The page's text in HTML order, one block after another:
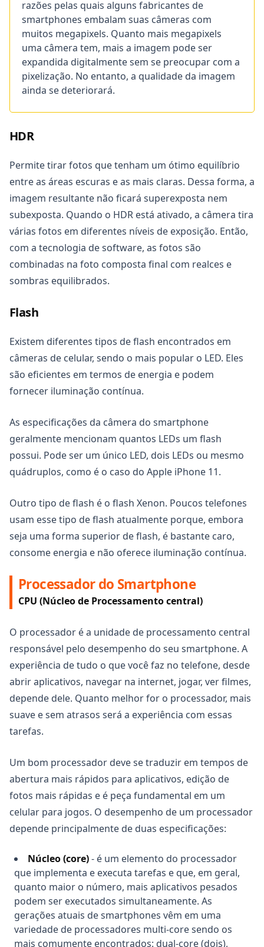
razões pelas quais alguns fabricantes de
smartphones embalam suas câmeras com
muitos megapixels. Quanto mais megapixels
uma câmera tem, mais a imagem pode ser
expandida digitalmente sem se preocupar com a
pixelização. No entanto, a qualidade da imagem
ainda se deteriorará.
HDR
Permite tirar fotos que tenham um ótimo equilíbrio
entre as áreas escuras e as mais claras. Dessa forma, a
imagem resultante não ficará superexposta nem
subexposta. Quando o HDR está ativado, a câmera tira
várias fotos em diferentes níveis de exposição. Então,
com a tecnologia de software, as fotos são
combinadas na foto composta final com realces e
sombras equilibrados.
Flash
Existem diferentes tipos de flash encontrados em
câmeras de celular, sendo o mais popular o LED. Eles
são eficientes em termos de energia e podem
fornecer iluminação contínua.
As especificações da câmera do smartphone
geralmente mencionam quantos LEDs um flash
possui. Pode ser um único LED, dois LEDs ou mesmo
quádruplos, como é o caso do Apple iPhone 11.
Outro tipo de flash é o flash Xenon. Poucos telefones
usam esse tipo de flash atualmente porque, embora
seja uma forma superior de flash, é bastante caro,
consome energia e não oferece iluminação contínua.
Processador do Smartphone
CPU (Núcleo de Processamento central)
O processador é a unidade de processamento central
responsável pelo desempenho do seu smartphone. A
experiência de tudo o que você faz no telefone, desde
abrir aplicativos, navegar na internet, jogar, ver filmes,
depende dele. Quanto melhor for o processador, mais
suave e sem atrasos será a experiência com essas
tarefas.
Um bom processador deve se traduzir em tempos de
abertura mais rápidos para aplicativos, edição de
fotos mais rápidas e é peça fundamental em um
celular para jogos. O desempenho de um processador
depende principalmente de duas especificações:
Núcleo (core)- é um elemento do processador
que implementa e executa tarefas e que, em geral,
quanto maior o número, mais aplicativos pesados
podem ser executados simultaneamente. As
gerações atuais de smartphones vêm em uma
variedade de processadores multi-core sendo os
mais comumente encontrados: dual-core (dois),